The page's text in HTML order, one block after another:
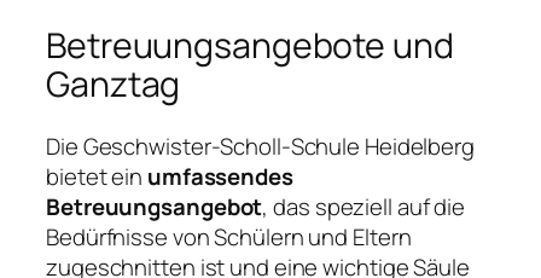
Betreuungsangebote und
Ganztag
Die Geschwister-Scholl-Schule Heidelberg
bietet ein umfassendes
Betreuungsangebot, das speziell auf die
Bedürfnisse von Schülern und Eltern
zugeschnitten ist und eine wichtige Säule